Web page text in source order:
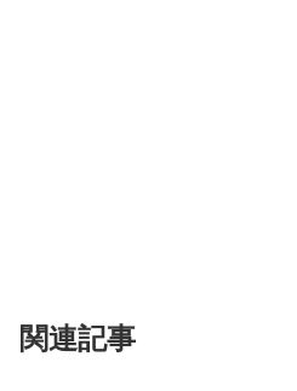
関連記事